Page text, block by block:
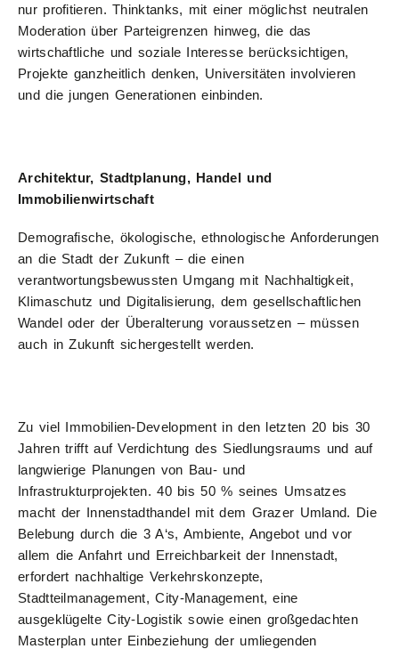
nur profitieren. Thinktanks, mit einer möglichst neutralen
Moderation über Parteigrenzen hinweg, die das
wirtschaftliche und soziale Interesse berücksichtigen,
Projekte ganzheitlich denken, Universitäten involvieren
und die jungen Generationen einbinden.
Architektur, Stadtplanung, Handel und
Immobilienwirtschaft
Demografische, ökologische, ethnologische Anforderungen
an die Stadt der Zukunft – die einen
verantwortungsbewussten Umgang mit Nachhaltigkeit,
Klimaschutz und Digitalisierung, dem gesellschaftlichen
Wandel oder der Überalterung voraussetzen – müssen
auch in Zukunft sichergestellt werden.
Zu viel Immobilien-Development in den letzten 20 bis 30
Jahren trifft auf Verdichtung des Siedlungsraums und auf
langwierige Planungen von Bau- und
Infrastrukturprojekten. 40 bis 50 % seines Umsatzes
macht der Innenstadthandel mit dem Grazer Umland. Die
Belebung durch die 3 A‘s, Ambiente, Angebot und vor
allem die Anfahrt und Erreichbarkeit der Innenstadt,
erfordert nachhaltige Verkehrskonzepte,
Stadtteilmanagement, City-Management, eine
ausgeklügelte City-Logistik sowie einen großgedachten
Masterplan unter Einbeziehung der umliegenden